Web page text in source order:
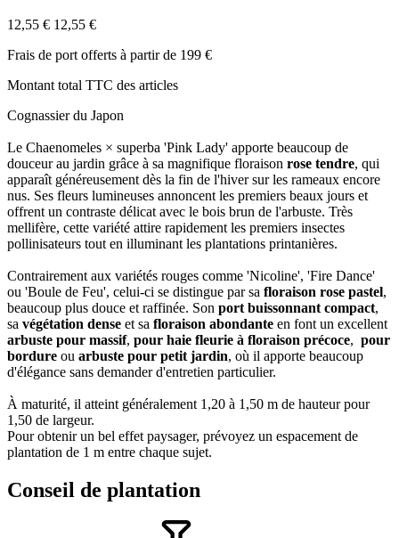
12,55 € 12,55 €
Frais de port offerts à partir de 199 €
Montant total TTC des articles
Cognassier du Japon
Le Chaenomeles × superba 'Pink Lady' apporte beaucoup de
douceur au jardin grâce à sa magnifique floraison rose tendre, qui
apparaît généreusement dès la fin de l'hiver sur les rameaux encore
nus. Ses fleurs lumineuses annoncent les premiers beaux jours et
offrent un contraste délicat avec le bois brun de l'arbuste. Très
mellifère, cette variété attire rapidement les premiers insectes
pollinisateurs tout en illuminant les plantations printanières.
Contrairement aux variétés rouges comme 'Nicoline', 'Fire Dance'
ou 'Boule de Feu', celui-ci se distingue par sa floraison rose pastel,
beaucoup plus douce et raffinée. Son port buissonnant compact,
sa végétation dense et sa floraison abondante en font un excellent
arbuste pour massif, pour haie fleurie à floraison précoce, pour
bordure ou arbuste pour petit jardin, où il apporte beaucoup
d'élégance sans demander d'entretien particulier.
À maturité, il atteint généralement 1,20 à 1,50 m de hauteur pour
1,50 de largeur.
Pour obtenir un bel effet paysager, prévoyez un espacement de
plantation de 1 m entre chaque sujet.
Conseil de plantation